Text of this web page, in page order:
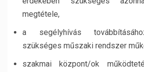
megtétele,
a segélyhívás
szükséges műszaki rendszer
szakmai központ/ok